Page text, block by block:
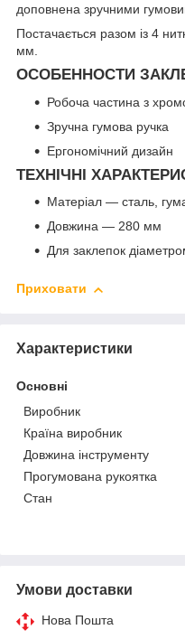
доповнена зручними
Постачається разом із 4
мм.
ОСОБЕННОСТИ
Робоча частина з
Зручна гумова ручка
Ергономічний дизайн
ТЕХНІЧНІ
Матеріал — сталь,
Довжина — 280 мм
Для заклепок
Приховати
Характеристики
Основні
Виробник
Країна виробник
Довжина інструменту
Прогумована рукоятка
Стан
Умови доставки
Нова Пошта